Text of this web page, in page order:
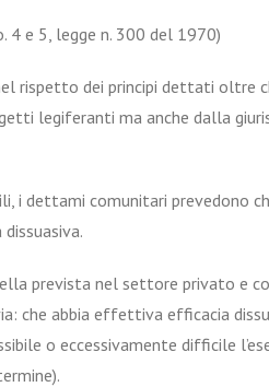
4 e 5, legge n. 300 del 1970)
rispetto dei principi dettati oltre
legiferanti ma anche dalla
i dettami comunitari prevedono
prevista nel settore privato e
abbia effettiva efficacia
o eccessivamente difficile